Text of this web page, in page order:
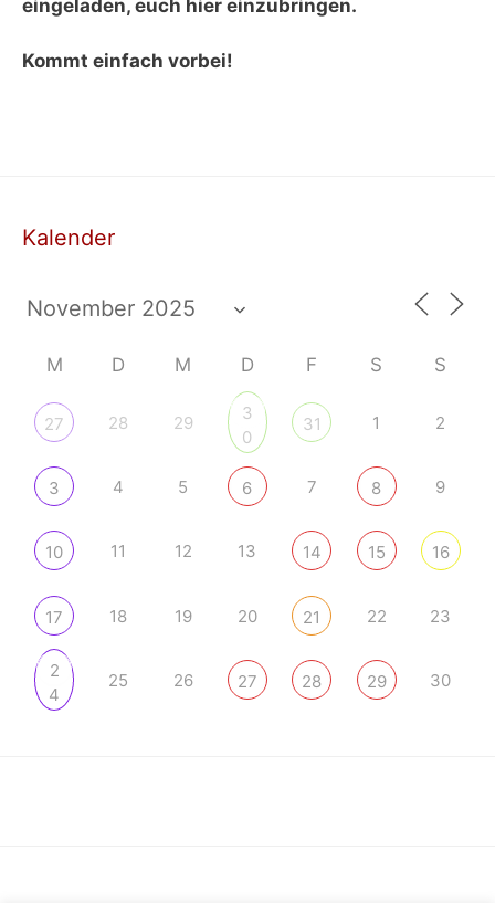
eingeladen, euch hier einzubringen.
Kommt einfach vorbei!
Kalender
M D M D F S S
27 28 29
3
0
31 1 2
3 4 5 6 7 8 9
10 11 12 13 14 15 16
17 18 19 20 21 22 23
2
4
25 26 27 28 29 30